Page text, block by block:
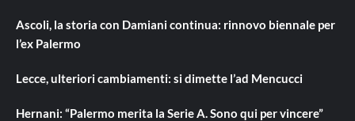
Ascoli, la storia con Damiani continua: rinnovo biennale per
l’ex Palermo
Lecce, ulteriori cambiamenti: si dimette l’ad Mencucci
Hernani: “Palermo merita la Serie A. Sono qui per vincere”